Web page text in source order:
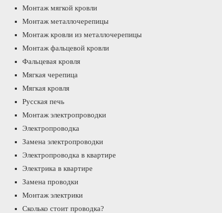
Монтаж мягкой кровли
Монтаж металлочерепицы
Монтаж кровли из металлочерепицы
Монтаж фальцевой кровли
Фальцевая кровля
Мягкая черепица
Мягкая кровля
Русская печь
Монтаж электропроводки
Электропроводка
Замена электропроводки
Электропроводка в квартире
Электрика в квартире
Замена проводки
Монтаж электрики
Сколько стоит проводка?